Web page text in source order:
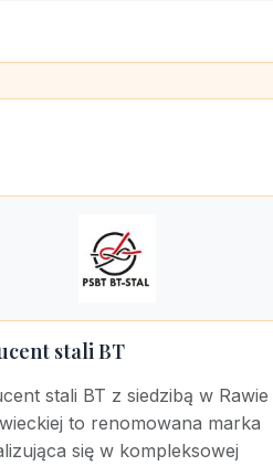
stali BT
stali BT z siedzibą w Rawie
to renomowana marka
się w kompleksowej